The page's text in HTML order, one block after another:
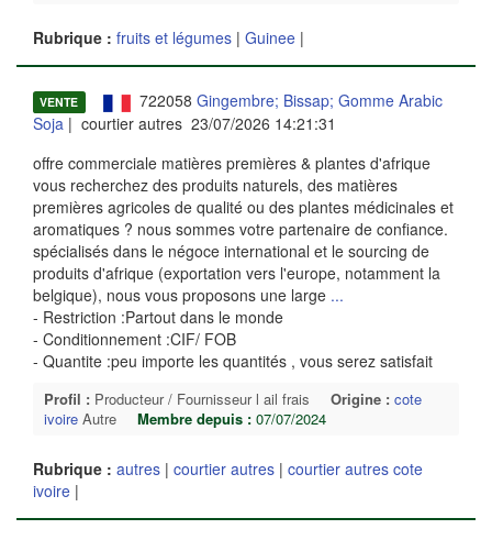
Rubrique : fruits et légumes | Guinee |
VENTE 722058 Gingembre; Bissap; Gomme Arabic
Soja | courtier autres 23/07/2026 14:21:31
offre commerciale matières premières & plantes d'afrique
vous recherchez des produits naturels, des matières
premières agricoles de qualité ou des plantes médicinales et
aromatiques ? nous sommes votre partenaire de confiance.
spécialisés dans le négoce international et le sourcing de
produits d'afrique (exportation vers l'europe, notamment la
belgique), nous vous proposons une large ...
- Restriction :Partout dans le monde
- Conditionnement :CIF/ FOB
- Quantite :peu importe les quantités , vous serez satisfait
Profil : Producteur / Fournisseur l ail frais Origine : cote
ivoire Autre Membre depuis : 07/07/2024
Rubrique : autres | courtier autres | courtier autres cote
ivoire |